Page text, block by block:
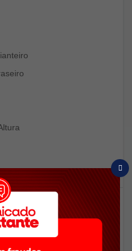
entrada. Financiamos
em 21x no cartão de